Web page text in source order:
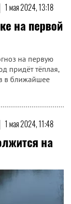
1 мая 2024, 13:18
на первой
на первую
придёт тёплая,
в ближайшее
1 мая 2024, 11:48
на